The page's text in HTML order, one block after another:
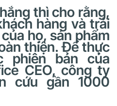
thì cho rằng,
hàng và trải
họ, sản phẩm
thiện. Để thực
phiên bản của
CEO, công ty
cứu gần 1000